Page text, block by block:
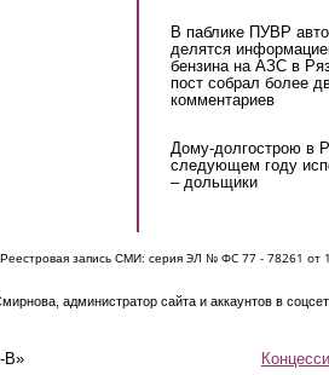
В паблике ПУВР
делятся
бензина на АЗС в
пост собрал более
комментариев
Дому-долгострою в
следующем году
– дольщики
запись СМИ: серия ЭЛ № ФС 77 - 78261 от
администратор сайта и аккаунтов в
В»